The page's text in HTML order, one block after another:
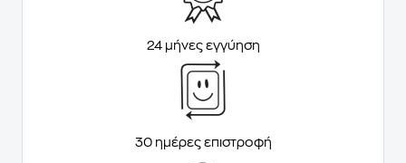
24 μήνες εγγύηση
30 ημέρες επιστροφή